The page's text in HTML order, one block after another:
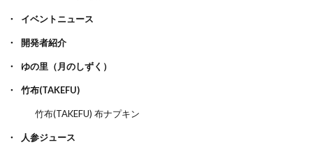
イベントニュース
開発者紹介
ゆの里（月のしずく）
竹布(TAKEFU)
竹布(TAKEFU) 布ナプキン
人参ジュース